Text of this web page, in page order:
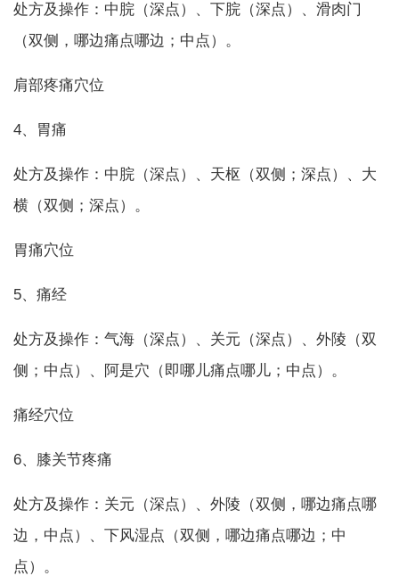
处方及操作：中脘（深点）、下脘（深点）、滑肉门
（双侧，哪边痛点哪边；中点）。
肩部疼痛穴位
4、胃痛
处方及操作：中脘（深点）、天枢（双侧；深点）、大
横（双侧；深点）。
胃痛穴位
5、痛经
处方及操作：气海（深点）、关元（深点）、外陵（双
侧；中点）、阿是穴（即哪儿痛点哪儿；中点）。
痛经穴位
6、膝关节疼痛
处方及操作：关元（深点）、外陵（双侧，哪边痛点哪
边，中点）、下风湿点（双侧，哪边痛点哪边；中
点）。